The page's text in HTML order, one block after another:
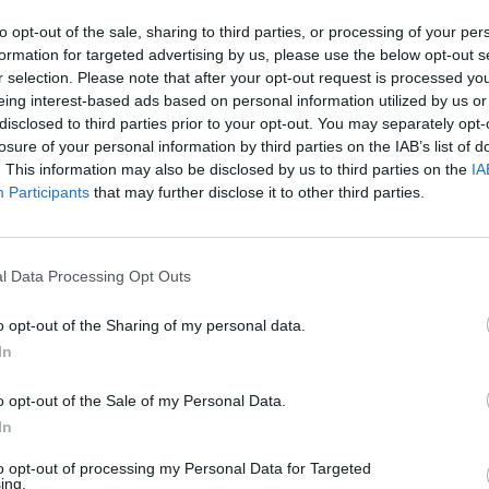
opt-out of the sale, sharing to third parties, or processing of your
for targeted advertising by us, please use the below opt-out
selection. Please note that after your opt-out request is processed
interest-based ads based on personal information utilized by us
to third parties prior to your opt-out. You may separately
of your personal information by third parties on the IAB’s list of
This information may also be disclosed by us to third parties on the
Participants that may further disclose it to other third parties.
Data Processing Opt Outs
opt-out of the Sharing of my personal data.
opt-out of the Sale of my Personal Data.
opt-out of processing my Personal Data for Targeted
dnes považován každý kdo by použil DDT.
operačního programu(ROP) umožňujícího
znění průhledně vše naprosto cílevědomě
parkování bylo možné čerpat především finance z
místní stavební „betonovou loby“ v tichosti i na
parkovacích domů(VPD), bohužel zejména v
Brno a chování představitelů Brna z minulého
doložit! Zajímavé však je, že oproti městu
třech případech již realizovali v Brně automatizované
z nichž jeden, zdá se , bude možná využit i
K využití APS je přivedla skutečnost, že mají k
pod budovami.
věci tak, že „ by došlo k jednostrannému zvýhodnění
systému“. To přeci není vůbec systém
a technický princip, správný a potřebný pro život lidí.
zvýhodnění špatné, dokonce z principu velmi
Naší povinností je prosazovat nové, a zejména